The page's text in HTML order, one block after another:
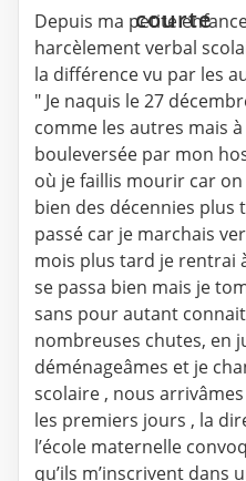
courte
Depuis ma petite
harcèlement verbal
la différence vu par les
" Je naquis le 27
comme les autres mais
bouleversée par mon
où je faillis mourir car
bien des décennies plus
passé car je marchais
mois plus tard je rentrai
se passa bien mais je
sans pour autant
nombreuses chutes, en
déménageâmes et je
scolaire , nous
les premiers jours , la
l’école maternelle
qu’ils m’inscrivent dans